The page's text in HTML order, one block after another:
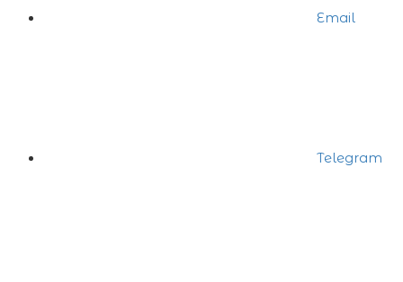
Email
Telegram